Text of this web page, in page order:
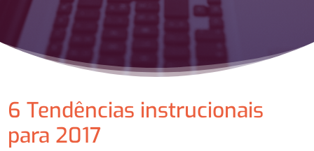
6 Tendências instrucionais
para 2017